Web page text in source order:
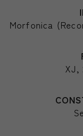
Morfonica
XJ,